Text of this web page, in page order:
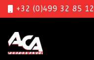
+32 (0)499 32 85 12